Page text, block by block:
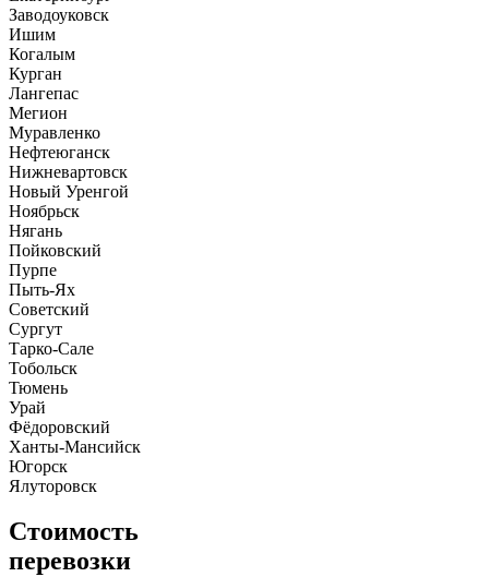
Заводоуковск
Ишим
Когалым
Курган
Лангепас
Мегион
Муравленко
Нефтеюганск
Нижневартовск
Новый Уренгой
Ноябрьск
Нягань
Пойковский
Пурпе
Пыть-Ях
Советский
Сургут
Тарко-Сале
Тобольск
Тюмень
Урай
Фёдоровский
Ханты-Мансийск
Югорск
Ялуторовск
Стоимость
перевозки